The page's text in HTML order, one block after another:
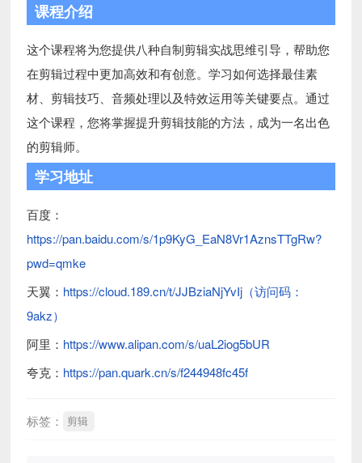
课程介绍
这个课程将为您提供八种自制剪辑实战思维引导，帮助您
在剪辑过程中更加高效和有创意。学习如何选择最佳素
材、剪辑技巧、音频处理以及特效运用等关键要点。通过
这个课程，您将掌握提升剪辑技能的方法，成为一名出色
的剪辑师。
学习地址
百度：
https://pan.baidu.com/s/1p9KyG_EaN8Vr1AznsTTgRw?
pwd=qmke
天翼： https://cloud.189.cn/t/JJBziaNjYvIj（访问码：
9akz）
阿里： https://www.alipan.com/s/uaL2iog5bUR
夸克： https://pan.quark.cn/s/f244948fc45f
标签： 剪辑